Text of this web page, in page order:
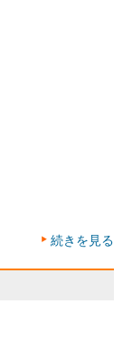
続きを見る